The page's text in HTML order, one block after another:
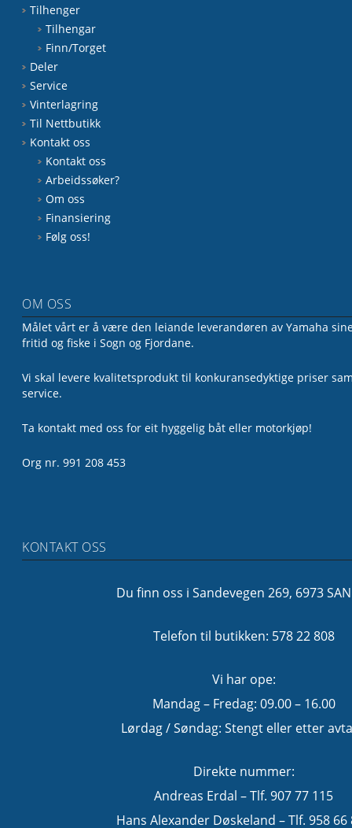
Tilhenger
Tilhengar
Finn/Torget
Deler
Service
Vinterlagring
Til Nettbutikk
Kontakt oss
Kontakt oss
Arbeidssøker?
Om oss
Finansiering
Følg oss!
OM OSS
Målet vårt er å være den leiande leverandøren av Yamaha
fritid og fiske i Sogn og Fjordane.
Vi skal levere kvalitetsprodukt til konkuransedyktige priser
service.
Ta kontakt med oss for eit hyggelig båt eller motorkjøp!
Org nr. 991 208 453
KONTAKT OSS
Du finn oss i Sandevegen 269, 6973
Telefon til butikken: 578 22 808
Vi har ope:
Mandag – Fredag: 09.00 – 16.00
Lørdag / Søndag: Stengt eller etter
Direkte nummer:
Andreas Erdal – Tlf. 907 77 115
Hans Alexander Døskeland – Tlf. 958 66